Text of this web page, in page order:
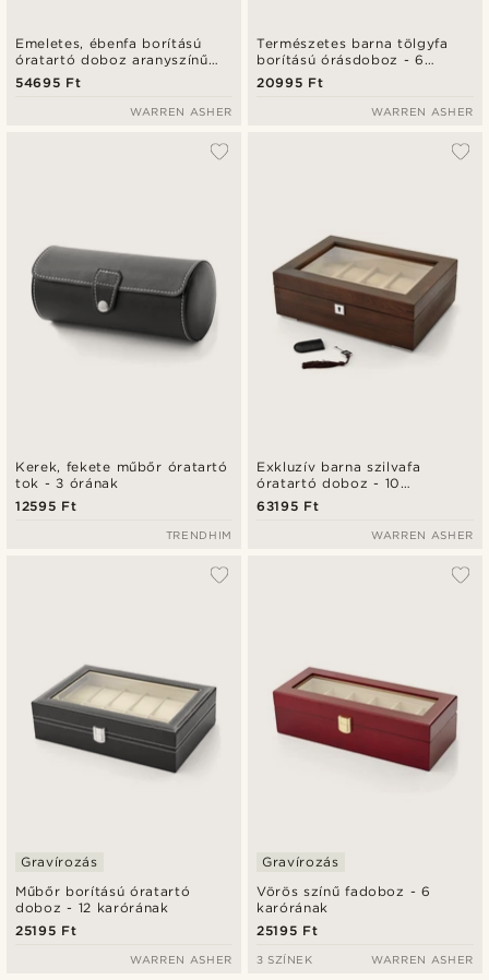
Emeletes, ébenfa borítású
óratartó doboz aranyszínű
fémzárral - 20 órának
54695 Ft
WARREN ASHER
Természetes barna tölgyfa
borítású órásdoboz - 6
órának
20995 Ft
WARREN ASHER
Kerek, fekete műbőr óratartó
tok - 3 órának
12595 Ft
TRENDHIM
Exkluzív barna szilvafa
óratartó doboz - 10
karórának
63195 Ft
WARREN ASHER
Műbőr borítású óratartó
doboz - 12 karórának
Gravírozás
25195 Ft
WARREN ASHER
Vörös színű fadoboz - 6
karórának
Gravírozás
25195 Ft
3 SZÍNEK WARREN ASHER